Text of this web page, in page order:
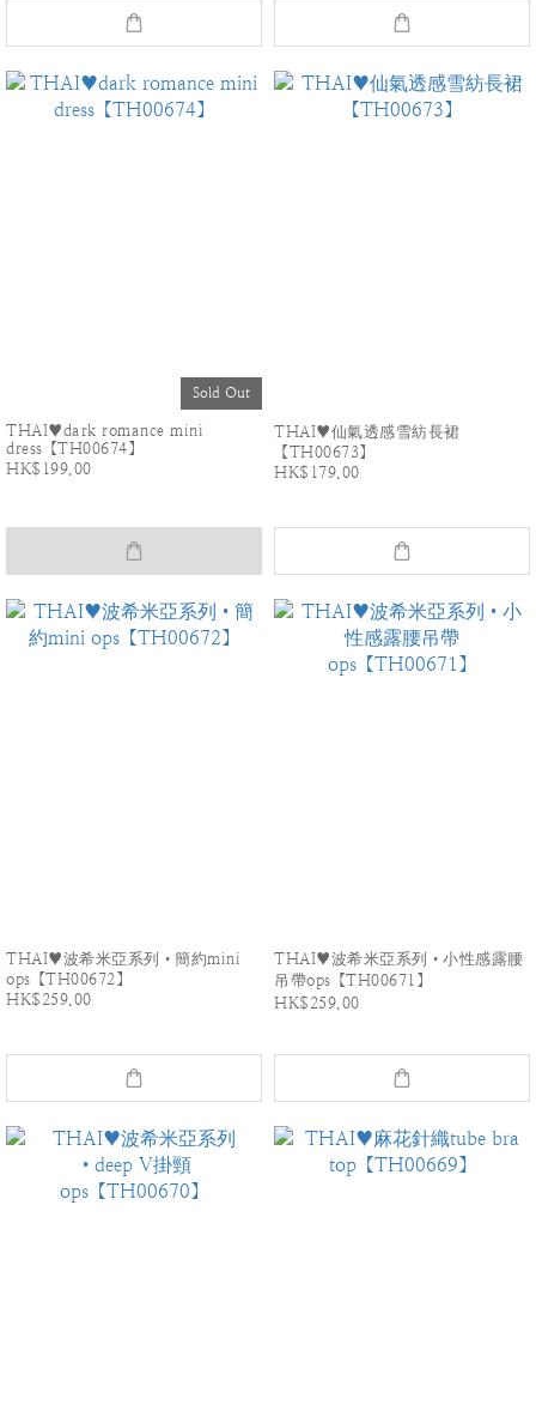
Sold Out
THAI♥dark romance mini
dress【TH00674】
HK$199.00
THAI♥仙氣透感雪紡長裙
【TH00673】
HK$179.00
THAI♥波希米亞系列•簡約mini
ops【TH00672】
HK$259.00
THAI♥波希米亞系列•小性感露腰
吊帶ops【TH00671】
HK$259.00